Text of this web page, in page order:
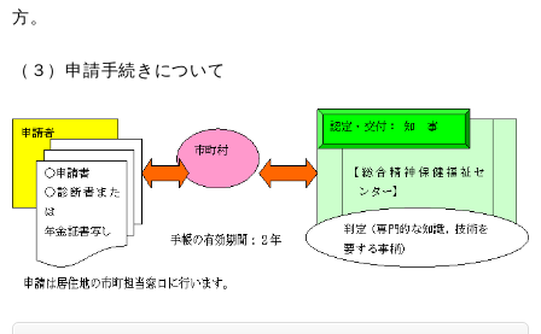
方。
（３）申請手続きについて